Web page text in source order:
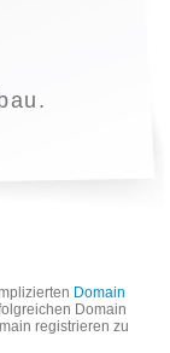
Domain
Domain
registrieren zu